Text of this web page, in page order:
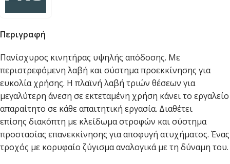
Περιγραφή
Πανίσχυρος κινητήρας υψηλής απόδοσης. Με
περιστρεφόμενη λαβή και σύστημα προεκκίνησης για
ευκολία χρήσης. Η πλαϊνή λαβή τριών θέσεων για
μεγαλύτερη άνεση σε εκτεταμένη χρήση κάνει το εργαλείο
απαραίτητο σε κάθε απαιτητική εργασία. Διαθέτει
επίσης διακόπτη με κλείδωμα στροφών και σύστημα
προστασίας επανεκκίνησης για αποφυγή ατυχήματος. Ένας
τροχός με κορυφαίο ζύγισμα αναλογικά με τη δύναμη του.